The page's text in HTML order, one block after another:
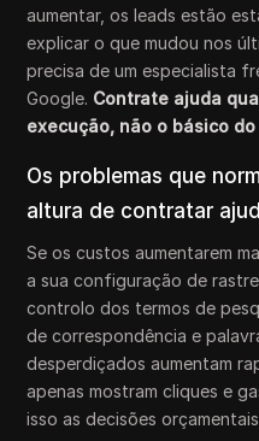
aumentar, os leads estão
explicar o que mudou nos
precisa de um especialista
Google. Contrate ajuda
execução, não o básico
Os problemas que
altura de contratar
Se os custos aumentarem
a sua configuração de
controlo dos termos de
de correspondência e
desperdiçados aumentam
apenas mostram cliques e
isso as decisões